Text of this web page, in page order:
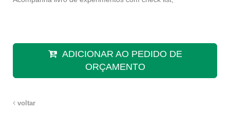
ADICIONAR AO PEDIDO DE
ORÇAMENTO
voltar